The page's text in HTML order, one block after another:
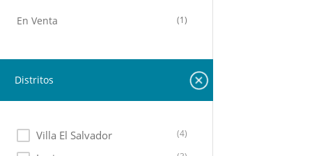
En Venta (1)
Distritos
Villa El Salvador (4)